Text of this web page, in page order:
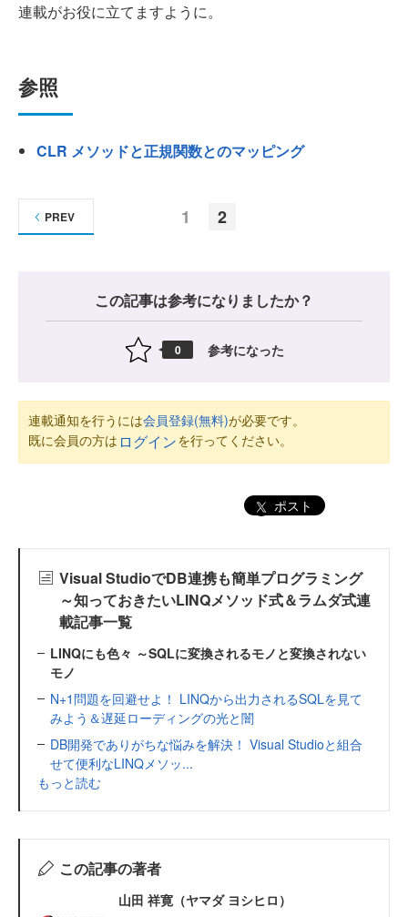
連載がお役に立てますように。
参照
CLR メソッドと正規関数とのマッピング
1 2
PREV
この記事は参考になりましたか？
0 参考になった
連載通知を行うには会員登録(無料)が必要です。
既に会員の方は ログインを行ってください。
ポスト
Visual StudioでDB連携も簡単プログラミング
～知っておきたいLINQメソッド式＆ラムダ式連
載記事一覧
LINQにも色々 ～SQLに変換されるモノと変換されない
モノ
N+1問題を回避せよ！ LINQから出力されるSQLを見て
みよう＆遅延ローディングの光と闇
DB開発でありがちな悩みを解決！ Visual Studioと組合
せて便利なLINQメソッ...
もっと読む
この記事の著者
山田 祥寛（ヤマダ ヨシヒロ）